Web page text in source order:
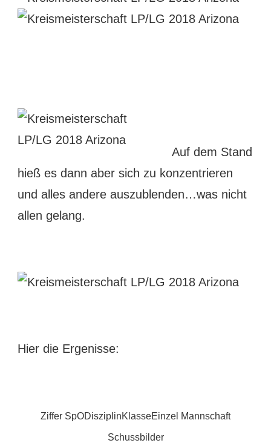
Auf dem Stand
hieß es dann aber sich zu konzentrieren
und alles andere auszublenden…was nicht
allen gelang.
Hier die Ergenisse:
Ziffer SpODisziplinKlasseEinzel Mannschaft
Schussbilder